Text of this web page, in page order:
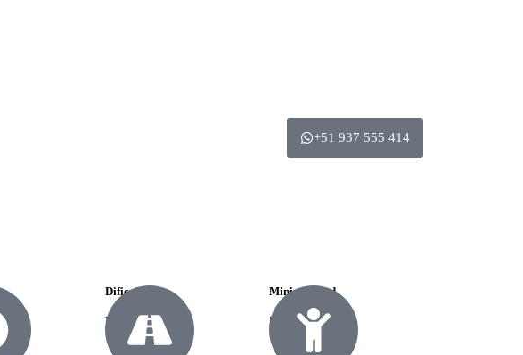
+51 937 555 414
Dificultad
Fácil
Minima edad
5